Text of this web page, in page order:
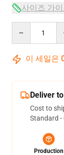
사이즈 가
이 세일은
Deliver
Cost to
Standard -
Production